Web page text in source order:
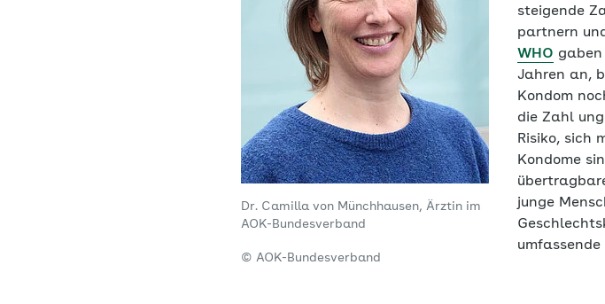
Dr. Camilla von Münchhausen, Ärztin im
AOK-Bundesverband
© AOK-Bundesverband
steigende
partnern
WHO
Jahren an,
Kondom
die Zahl
Risiko, sich
Kondome
junge